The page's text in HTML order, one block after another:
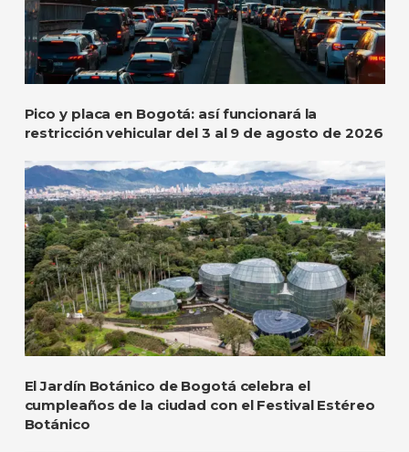
Pico y placa en Bogotá: así funcionará la
restricción vehicular del 3 al 9 de agosto de 2026
El Jardín Botánico de Bogotá celebra el
cumpleaños de la ciudad con el Festival Estéreo
Botánico